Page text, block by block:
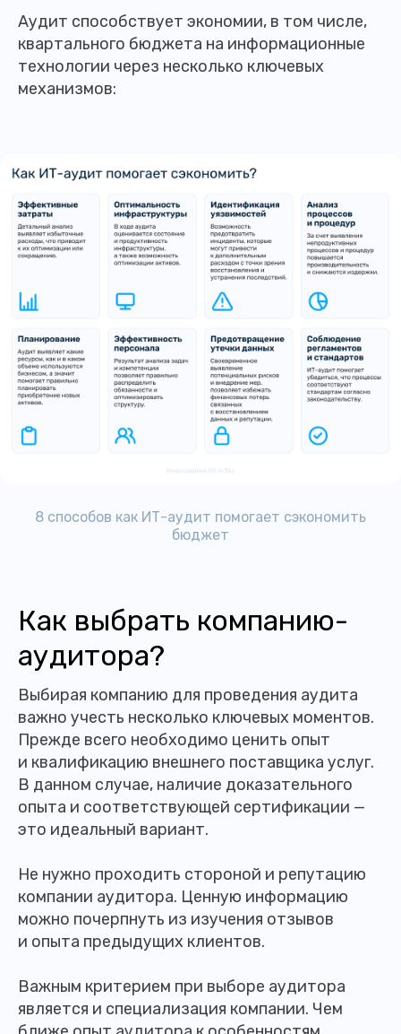
Аудит способствует экономии, в том числе,
квартального бюджета на информационные
технологии через несколько ключевых
механизмов:
8 способов как ИТ-аудит помогает сэкономить
бюджет
Как выбрать компанию-
аудитора?
Выбирая компанию для проведения аудита
важно учесть несколько ключевых моментов.
Прежде всего необходимо ценить опыт
и квалификацию внешнего поставщика услуг.
В данном случае, наличие доказательного
опыта и соответствующей сертификации —
это идеальный вариант.
Не нужно проходить стороной и репутацию
компании аудитора. Ценную информацию
можно почерпнуть из изучения отзывов
и опыта предыдущих клиентов.
Важным критерием при выборе аудитора
является и специализация компании. Чем